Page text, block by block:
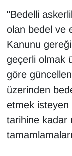
"Bedelli
olan bedel ve
Kanunu
geçerli olmak
göre
üzerinden
etmek isteyen
tarihine kadar
Kamu
Kim
Kültür &
KURDÎ
MAGAZİN